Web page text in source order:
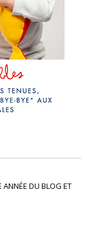
ANNÉE DU BLOG ET